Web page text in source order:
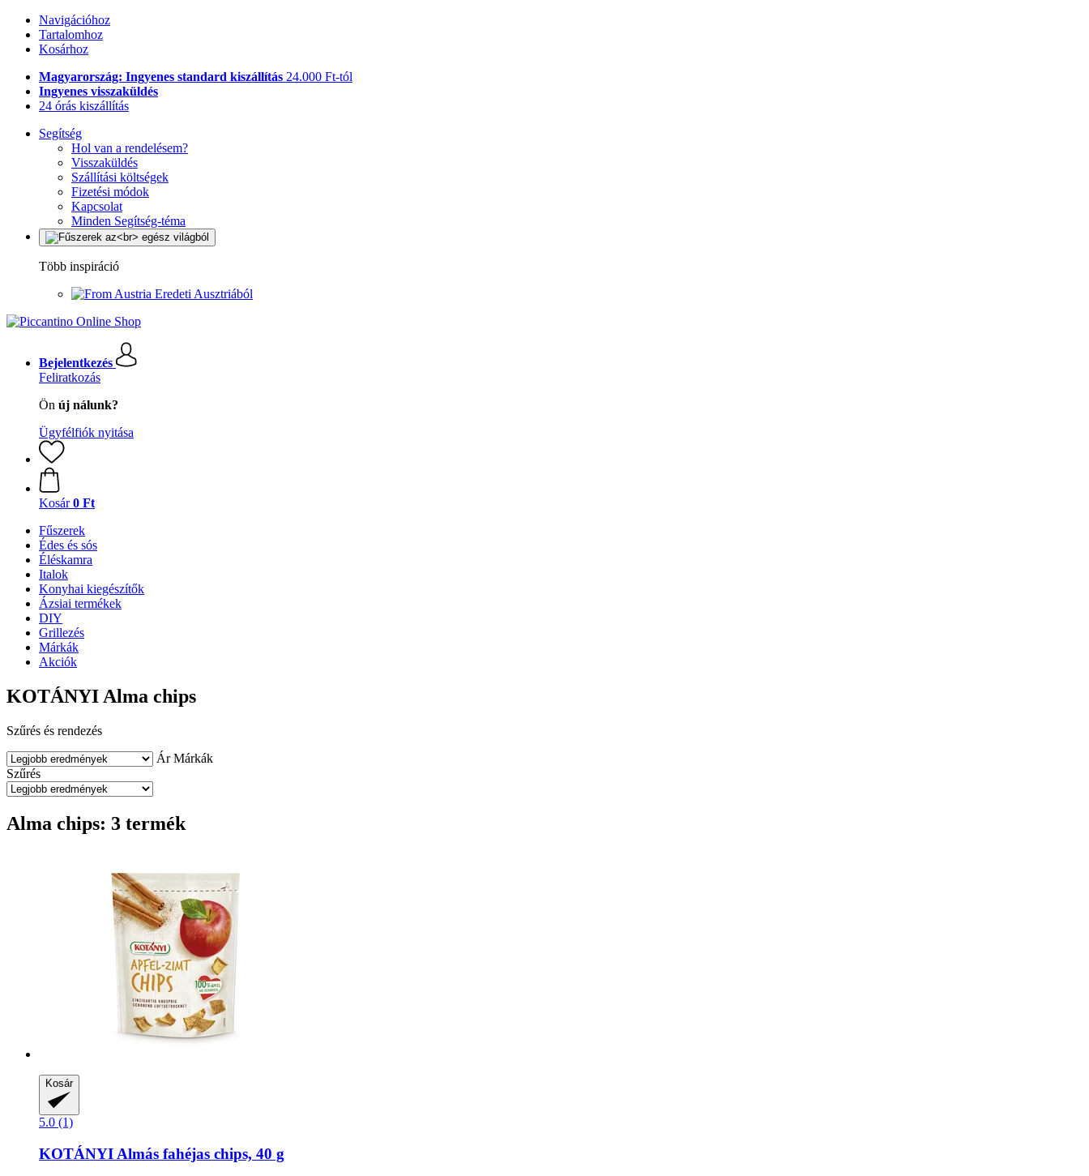
Navigációhoz
Tartalomhoz
Kosárhoz
Magyarország: Ingyenes standard kiszállítás 24.000 Ft-tól
Ingyenes visszaküldés
24 órás kiszállítás
Segítség
Hol van a rendelésem?
Visszaküldés
Szállítási költségek
Fizetési módok
Kapcsolat
Minden Segítség-téma
Több inspiráció
Eredeti Ausztriából
Bejelentkezés
Feliratkozás
Ön új nálunk?
Ügyfélfiók nyitása
Kosár 0 Ft
Fűszerek
Édes és sós
Éléskamra
Italok
Konyhai kiegészítők
Ázsiai termékek
DIY
Grillezés
Márkák
Akciók
KOTÁNYI Alma chips
Szűrés és rendezés
Ár Márkák
Szűrés
Alma chips: 3 termék
Kosár
5.0 (1)
KOTÁNYI Almás fahéjas chips, 40 g